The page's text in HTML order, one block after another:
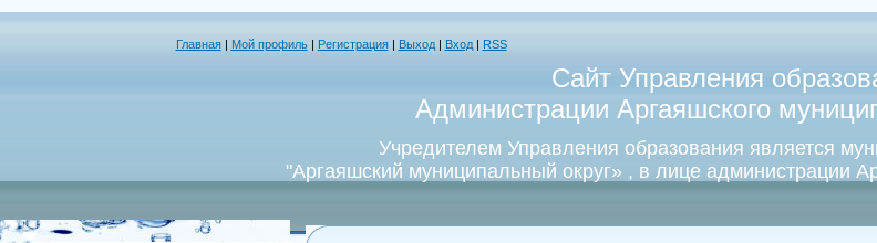
Главная| Мой профиль| Регистрация Выход| Вход RSS
Сайт Управления
Администрации Аргаяшского
Учредителем Управления образования является
"Аргаяшский муниципальный округ» , в лице администрации